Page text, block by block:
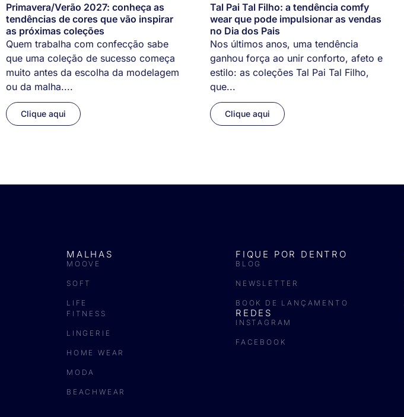
Primavera/Verão 2027: conheça as
tendências de cores que vão inspirar
as próximas coleções
Quem trabalha com confecção sabe
que uma coleção de sucesso começa
muito antes da escolha da modelagem
ou da malha....
Clique aqui
Tal Pai Tal Filho: a tendência comfy
wear que pode impulsionar as vendas
no Dia dos Pais
Nos últimos anos, uma tendência
ganhou força ao unir conforto, afeto e
estilo: as coleções Tal Pai Tal Filho,
que...
Clique aqui
MALHAS
MOOVE
SOFT
LIFE
FITNESS
LINGERIE
HOME WEAR
MODA
BEACHWEAR
FIQUE POR DENTRO
BLOG
NEWSLETTER
BOOK DE LANÇAMENTO
REDES
INSTAGRAM
FACEBOOK